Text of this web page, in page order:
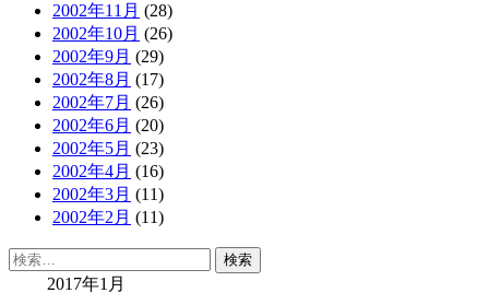
2002年11月 (28)
2002年10月 (26)
2002年9月 (29)
2002年8月 (17)
2002年7月 (26)
2002年6月 (20)
2002年5月 (23)
2002年4月 (16)
2002年3月 (11)
2002年2月 (11)
検
2017年1月